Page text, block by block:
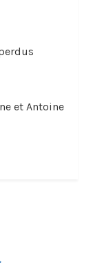
perdus
et Antoine